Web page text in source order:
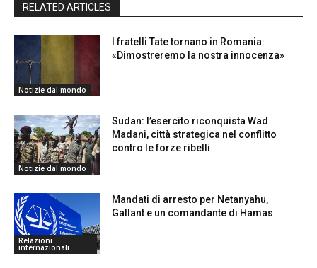
RELATED ARTICLES
Notizie dal mondo
I fratelli Tate tornano in Romania:
«Dimostreremo la nostra innocenza»
Notizie dal mondo
Sudan: l’esercito riconquista Wad
Madani, città strategica nel conflitto
contro le forze ribelli
Relazioni
internazionali
Mandati di arresto per Netanyahu,
Gallant e un comandante di Hamas